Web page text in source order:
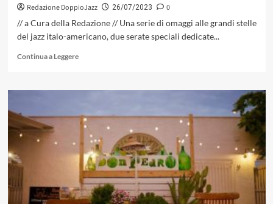
(Caligola
2023)
Redazione DoppioJazz 26/07/2023
0
// a Cura della Redazione // Una serie di omaggi alle grandi stelle
del jazz italo-americano, due serate speciali dedicate...
Continua a LeggereLeggi
su
Jazz
Festival,
26
agosto
al
3
settembre